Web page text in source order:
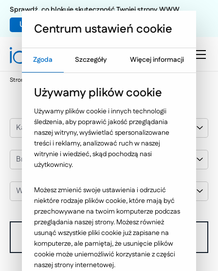
Umów warsztat UX
Sprawdź, co blokuje skuteczność Twojej strony WWW
Strona główna
Kategoria realizacji
Branża
Wybierz klienta
W chwili obecnej nie dysponujemy żadnymi realizacjami.
Centrum ustawień cookie
Zgoda Szczegóły Więcej informacji
Używamy plików cookie
Używamy plików cookie i innych technologii
śledzenia, aby poprawić jakość przeglądania
naszej witryny, wyświetlać spersonalizowane
treści i reklamy, analizować ruch w naszej
witrynie i wiedzieć, skąd pochodzą nasi
użytkownicy.
Możesz zmienić swoje ustawienia i odrzucić
niektóre rodzaje plików cookie, które mają być
przechowywane na twoim komputerze podczas
przeglądania naszej strony. Możesz również
usunąć wszystkie pliki cookie już zapisane na
komputerze, ale pamiętaj, że usunięcie plików
cookie może uniemożliwić korzystanie z części
naszej strony internetowej.